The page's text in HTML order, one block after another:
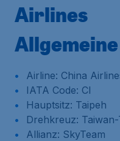
Airlines
Airline: China
IATA Code: CI
Hauptsitz: Taipeh
Drehkreuz:
Allianz: SkyTeam